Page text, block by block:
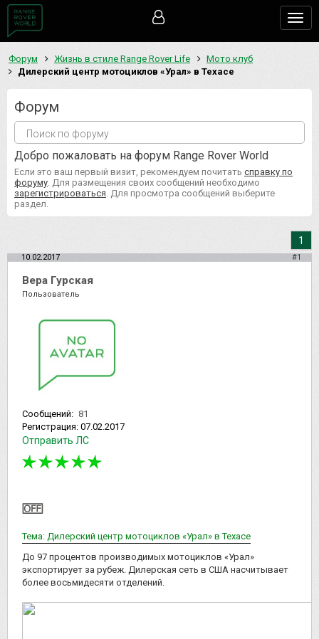
Форум Жизнь в стиле Range Rover Life
Мото клуб
Дилерский центр мотоциклов «Урал» в Техасе
Форум
Добро пожаловать на форум Range Rover World
Если это ваш первый визит, рекомендуем почитать справку по
форуму . Для размещения своих сообщений необходимо
зарегистрироваться . Для просмотра сообщений выберите
раздел.
1
10.02.2017 #1
Вера Гурская
Пользователь
Сообщений: 81
Регистрация: 07.02.2017
Отправить ЛС
Тема: Дилерский центр мотоциклов «Урал» в Техасе
До 97 процентов производимых мотоциклов «Урал»
экспортирует за рубеж. Дилерская сеть в США насчитывает
более восьмидесяти отделений.